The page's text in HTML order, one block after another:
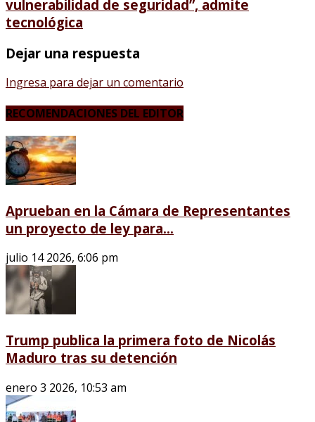
vulnerabilidad de seguridad”, admite
tecnológica
Dejar una respuesta
Ingresa para dejar un comentario
RECOMENDACIONES DEL EDITOR
Aprueban en la Cámara de Representantes
un proyecto de ley para...
julio 14 2026, 6:06 pm
Trump publica la primera foto de Nicolás
Maduro tras su detención
enero 3 2026, 10:53 am